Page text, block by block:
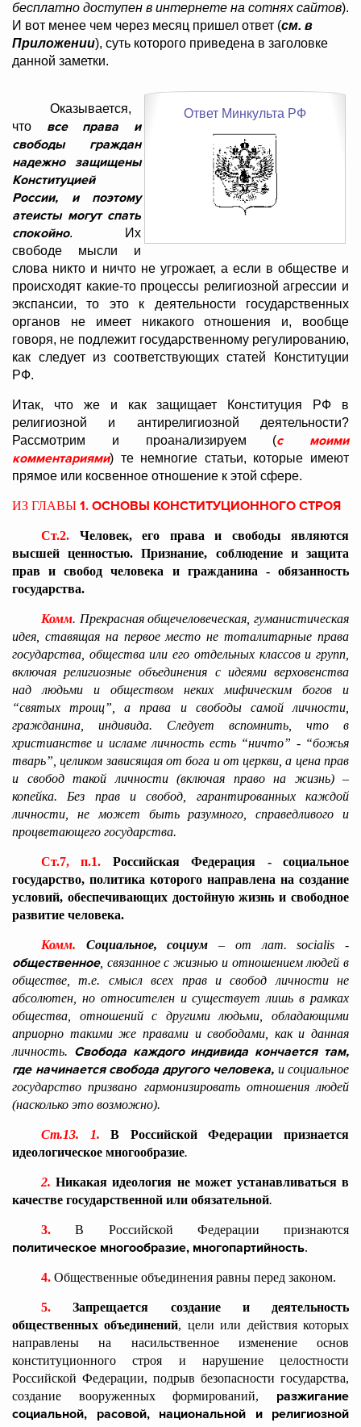
бесплатно доступен в интернете на сотнях сайтов).
И вот менее чем через месяц пришел ответ (см. в
Приложении), суть которого приведена в заголовке
данной заметки.
Ответ Минкульта РФ
Оказывается,
что все права и
свободы граждан
надежно защищены
Конституцией
России, и поэтому
атеисты могут спать
спокойно. Их
свободе мысли и
слова никто и ничто не угрожает, а если в обществе и
происходят какие-то процессы религиозной агрессии и
экспансии, то это к деятельности государственных
органов не имеет никакого отношения и, вообще
говоря, не подлежит государственному регулированию,
как следует из соответствующих статей Конституции
РФ.
Итак, что же и как защищает Конституция РФ в
религиозной и антирелигиозной деятельности?
Рассмотрим и проанализируем (с моими
комментариями) те немногие статьи, которые имеют
прямое или косвенное отношение к этой сфере.
ИЗ ГЛАВЫ 1. ОСНОВЫ КОНСТИТУЦИОННОГО СТРОЯ
Ст.2. Человек, его права и свободы являются
высшей ценностью. Признание, соблюдение и защита
прав и свобод человека и гражданина - обязанность
государства.
Комм. Прекрасная общечеловеческая, гуманистическая
идея, ставящая на первое место не тоталитарные права
государства, общества или его отдельных классов и групп,
включая религиозные объединения с идеями верховенства
над людьми и обществом неких мифическим богов и
“святых троиц”, а права и свободы самой личности,
гражданина, индивида. Следует вспомнить, что в
христианстве и исламе личность есть “ничто” - “божья
тварь”, целиком зависящая от бога и от церкви, а цена прав
и свобод такой личности (включая право на жизнь) –
копейка. Без прав и свобод, гарантированных каждой
личности, не может быть разумного, справедливого и
процветающего государства.
Ст.7, п.1. Российская Федерация - социальное
государство, политика которого направлена на создание
условий, обеспечивающих достойную жизнь и свободное
развитие человека.
Комм. Социальное, социум – от лат.socialis -
общественное, связанное с жизнью и отношением людей в
обществе, т.е. смысл всех прав и свобод личности не
абсолютен, но относителен и существует лишь в рамках
общества, отношений с другими людьми, обладающими
априорно такими же правами и свободами, как и данная
личность. Свобода каждого индивида кончается там,
где начинается свобода другого человека, и социальное
государство призвано гармонизировать отношения людей
(насколько это возможно).
Ст.13. 1.
В Российской Федерации признается
идеологическое многообразие.
2. Никакая идеология не может устанавливаться в
качестве государственной или обязательной.
3. В Российской Федерации признаются
политическое многообразие, многопартийность.
4. Общественные объединения равны перед законом.
5.
Запрещается создание и деятельность
общественных объединений, цели или действия которых
направлены на насильственное изменение основ
конституционного строя и нарушение целостности
Российской Федерации, подрыв безопасности государства,
создание вооруженных формирований, разжигание
социальной, расовой, национальной и религиозной